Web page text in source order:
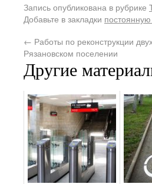
Запись опубликована в рубрике
Добавьте в закладки
← Работы по реконструкции
Рязановском поселении
Другие